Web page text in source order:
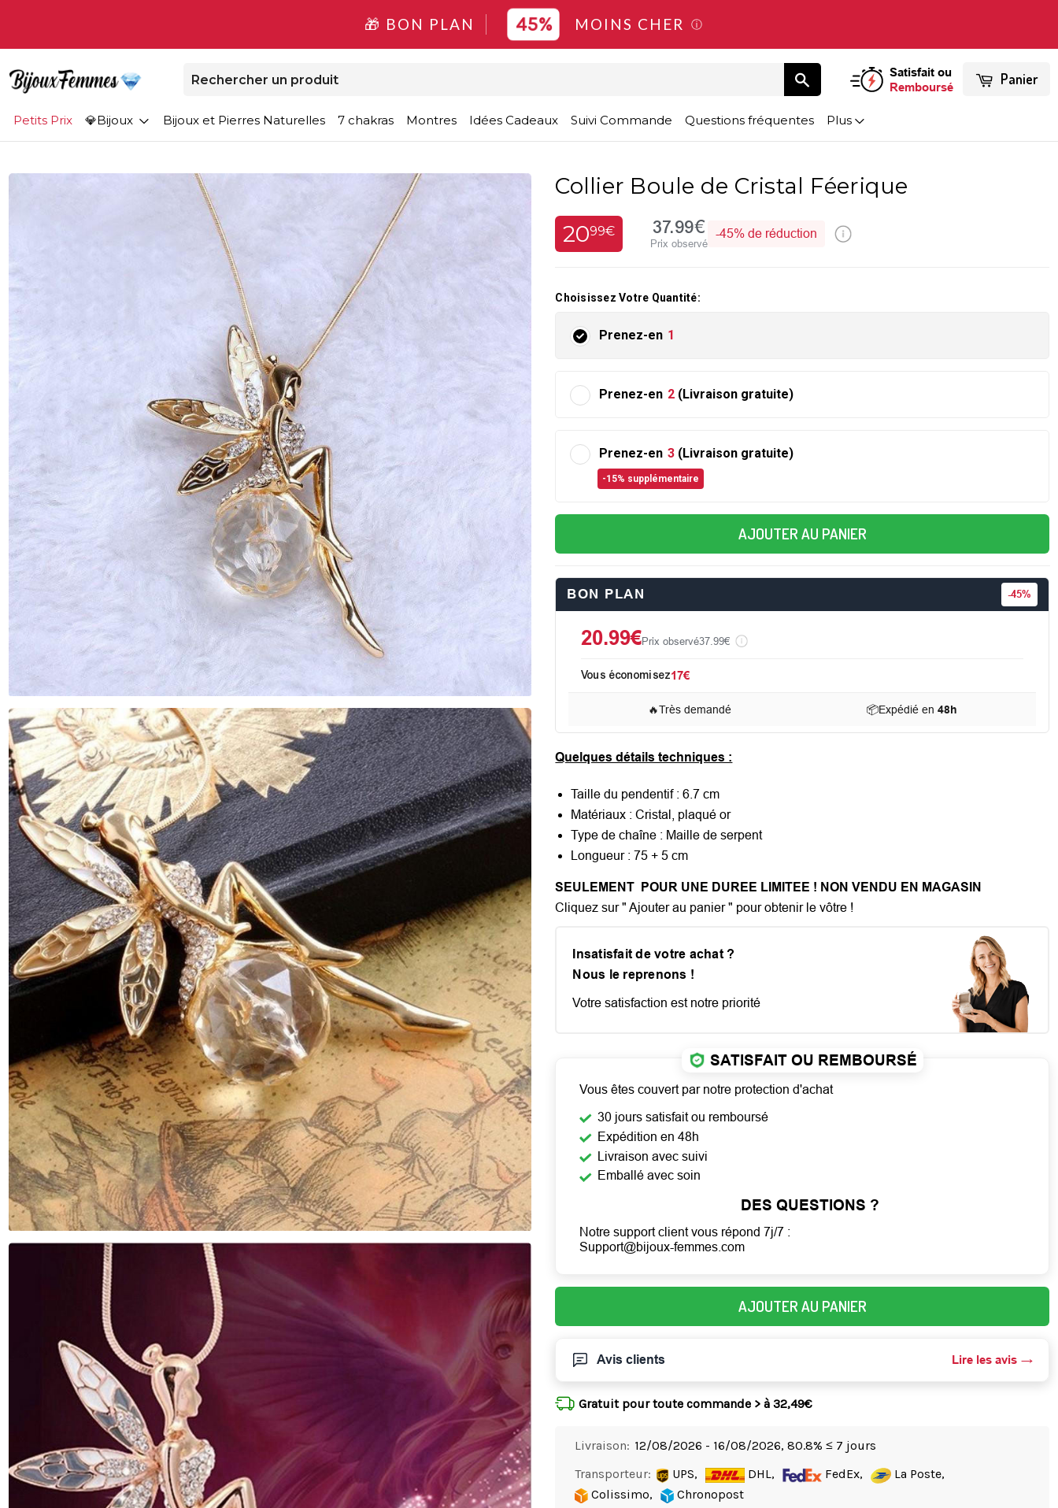
🎁 BON PLAN 45% MOINS CHER ⓘ
Satisfait ou
Remboursé
Panier
Petits Prix Bijoux Bijoux et Pierres Naturelles 7 chakras Montres Idées Cadeaux Suivi Commande Questions fréquentes Plus
Collier Boule de Cristal Féerique
2099€ 37.99€
Prix observé
-45% de réduction
Choisissez Votre Quantité:
Prenez-en 1
Prenez-en 2 (Livraison gratuite)
Prenez-en 3 (Livraison gratuite)
-15% supplémentaire
AJOUTER AU PANIER
BON PLAN -45%
20.99€Prix observé37.99€
Vous économisez17€
🔥Très demandé 📦Expédié en48h
Quelques détails techniques :
Taille du pendentif : 6.7 cm
Matériaux : Cristal, plaqué or
Type de chaîne : Maille de serpent
Longueur : 75 + 5 cm
SEULEMENT POUR UNE DUREE LIMITEE ! NON VENDU EN MAGASIN
Cliquez sur " Ajouter au panier " pour obtenir le vôtre !
Insatisfait de votre achat ?
Nous le reprenons !
Votre satisfaction est notre priorité
SATISFAIT OU REMBOURSÉ
Vous êtes couvert par notre protection d'achat
30 jours satisfait ou remboursé
Expédition en 48h
Livraison avec suivi
Emballé avec soin
DES QUESTIONS ?
Notre support client vous répond 7j/7 :
Support@bijoux-femmes.com
AJOUTER AU PANIER
Avis clients Lire les avis
Gratuit pour toute commande > à 32,49€
Livraison: 12/08/2026 - 16/08/2026,80.8% ≤ 7 jours
Transporteur:
UPS, DHL, FedEx,
La Poste,
Colissimo,
Chronopost